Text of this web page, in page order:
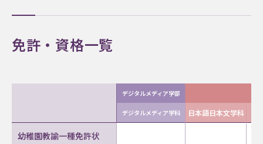
免許・資格一覧
デジタルメディア学部
デジタルメディア学科 日本語日本文学科
幼稚園教諭一種免許状